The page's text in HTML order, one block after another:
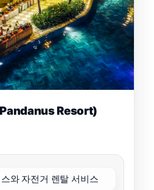
Resort)
와 자전거 렌탈 서비스